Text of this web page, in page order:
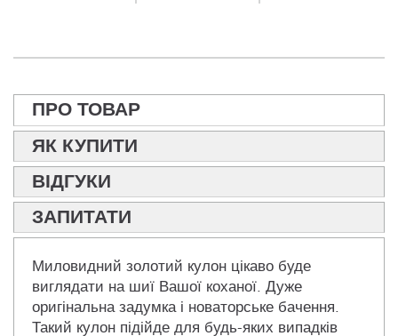
ПРО ТОВАР
ЯК КУПИТИ
ВІДГУКИ
ЗАПИТАТИ
Миловидний золотий кулон цікаво буде
виглядати на шиї Вашої коханої. Дуже
оригінальна задумка і новаторське бачення.
Такий кулон підійде для будь-яких випадків